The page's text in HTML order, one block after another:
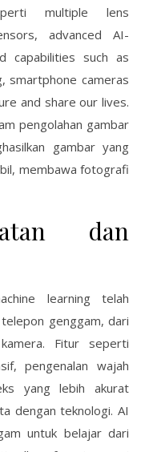
multiple lens
advanced AI-
capabilities such as
smartphone cameras
and share our lives.
pengolahan gambar
gambar yang
membawa fotografi
dan
learning telah
genggam, dari
Fitur seperti
pengenalan wajah
yang lebih akurat
dengan teknologi. AI
untuk belajar dari